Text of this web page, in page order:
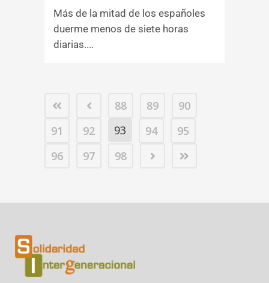
Más de la mitad de los españoles
duerme menos de siete horas
diarias....
88 89
90
91
92 93 94
95
96
97 98